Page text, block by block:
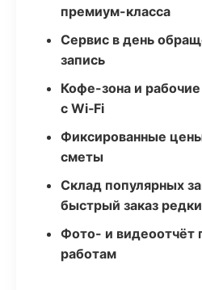
премиум-класса
Сервис в день
запись
Кофе-зона и
с Wi‑Fi
Фиксированные
сметы
Склад популярных
быстрый заказ
Фото- и видеоотчёт
работам